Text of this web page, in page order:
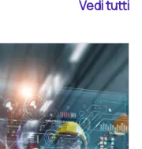
Vedi tutti